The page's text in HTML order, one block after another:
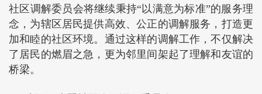
社区调解委员会将继续秉持“以满意为标准”的服务理
念，为辖区居民提供高效、公正的调解服务，打造更
加和睦的社区环境。通过这样的调解工作，不仅解决
了居民的燃眉之急，更为邻里间架起了理解和友谊的
桥梁。